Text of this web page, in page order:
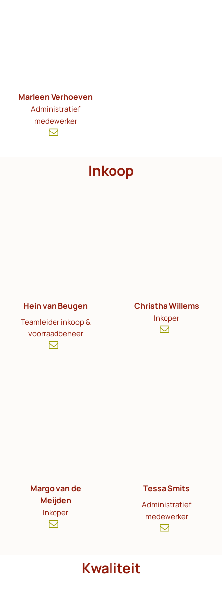
Marleen Verhoeven
Administratief
medewerker
Inkoop
Margo van de
Meijden
Inkoper
Christha Willems
Inkoper
Hein van Beugen
Teamleider inkoop &
voorraadbeheer
Tessa Smits
Administratief
medewerker
Kwaliteit